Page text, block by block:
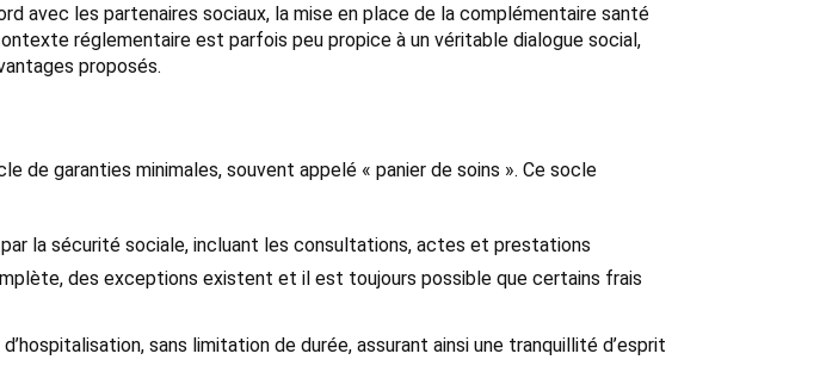
avec les partenaires sociaux, la mise en place de la complémentaire santé
réglementaire est parfois peu propice à un véritable dialogue social,
proposés.
de garanties minimales, souvent appelé « panier de soins ». Ce socle
la sécurité sociale, incluant les consultations, actes et prestations
des exceptions existent et il est toujours possible que certains frais
sans limitation de durée, assurant ainsi une tranquillité d’esprit